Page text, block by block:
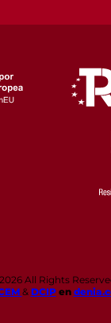
All Rights
& DCIPen